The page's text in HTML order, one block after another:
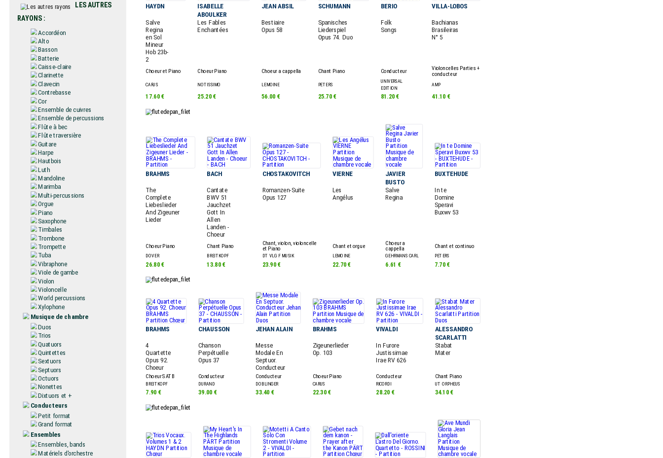
LES AUTRES
RAYONS :
Accordéon
Alto
Basson
Batterie
Caisse-claire
Clarinette
Clavecin
Contrebasse
Cor
Ensemble de cuivres
Ensemble de percussions
Flûte à bec
Flûte traversière
Guitare
Harpe
Hautbois
Luth
Mandoline
Marimba
Multi-percussions
Orgue
Piano
Saxophone
Timbales
Trombone
Trompette
Tuba
Vibraphone
Viole de gambe
Violon
Violoncelle
World percussions
Xylophone
Musique de chambre
Duos
Trios
Quatuors
Quintettes
Sextuors
Septuors
Octuors
Nonettes
Dixtuors et +
Conducteurs
Petit format
Grand format
Ensembles
Ensembles, bands
Matériels d'orchestre
HAYDN ISABELLE
ABOULKER
JEAN ABSIL SCHUMANN BERIO VILLA-LOBOS
Salve
Regina
en Sol
Mineur
Hob 23b-
2
Les Fables
Enchantées
Bestiaire
Opus 58
Spanisches
Liederspiel
Opus 74. Duo
Folk
Songs
Bachianas
Brasileiras
N° 5
Choeur et Piano Choeur Piano Choeur a cappella Chant Piano Conducteur
Violoncelles Parties +
conducteur
CARUS NOTISSIMO LEMOINE PETERS
UNIVERSAL
EDITION
AMP
17.60 € 25.20 € 56.00 € 25.70 € 81.20 € 41.10 €
BRAHMS BACH CHOSTAKOVITCH VIERNE
JAVIER
BUSTO
BUXTEHUDE
The
Complete
Liebeslieder
And Zigeuner
Lieder
Cantate
BWV 51
Jauchzet
Gott In
Allen
Landen -
Choeur
Romanzen-Suite
Opus 127
Les
Angélus
Salve
Regina
In te
Domine
Speravi
Buxwv 53
Choeur Piano Chant Piano
Chant, violon, violoncelle
et Piano
Chant et orgue
Choeur a
cappella
Chant et continuo
DOVER BREITKOPF DT VLG F MUSIK LEMOINE GEHRMANS CARL PETERS
26.80 € 13.80 € 23.90 € 22.70 € 6.61 € 7.70 €
BRAHMS CHAUSSON JEHAN ALAIN BRAHMS VIVALDI
ALESSANDRO
SCARLATTI
4
Quartette
Opus 92.
Choeur
Chanson
Perpétuelle
Opus 37
Messe
Modale En
Septuor.
Conducteur
Zigeunerlieder
Op. 103
In Furore
Justissimae
Irae RV 626
Stabat
Mater
Choeur SATB Conducteur Conducteur Choeur Piano Conducteur Chant Piano
BREITKOPF DURAND DOBLINGER CARUS RICORDI UT ORPHEUS
7.90 € 39.00 € 33.40 € 22.30 € 28.20 € 34.10 €